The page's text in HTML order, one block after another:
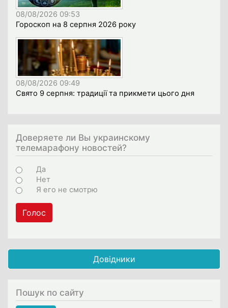
08/08/2026 09:53
Гороскоп на 8 серпня 2026 року
08/08/2026 09:49
Свято 9 серпня: традиції та прикмети цього дня
Доверяете ли Вы украинскому
телемарафону новостей?
Варіанти
Да
Нет
Я его не смотрю
Голос
Довідники
Пошук по сайту